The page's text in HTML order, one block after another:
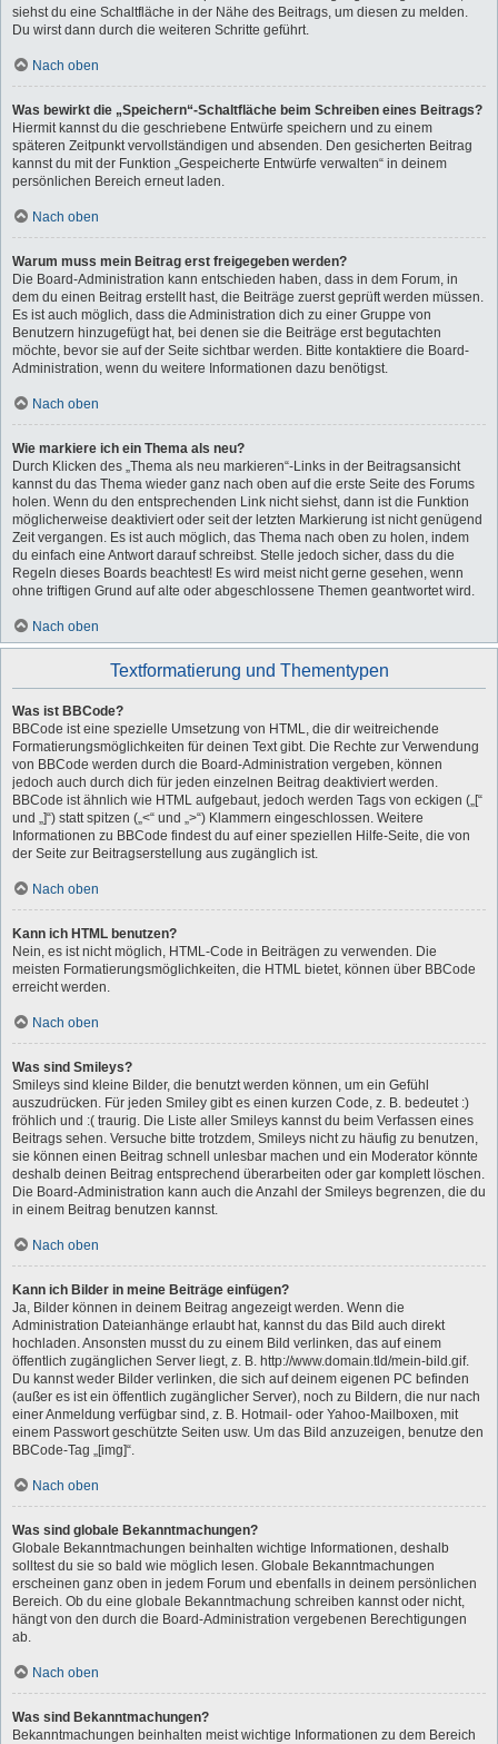
siehst du eine Schaltfläche in der Nähe des Beitrags, um diesen zu melden.
Du wirst dann durch die weiteren Schritte geführt.
Nach oben
Was bewirkt die „Speichern“-Schaltfläche beim Schreiben eines Beitrags?
Hiermit kannst du die geschriebene Entwürfe speichern und zu einem
späteren Zeitpunkt vervollständigen und absenden. Den gesicherten Beitrag
kannst du mit der Funktion „Gespeicherte Entwürfe verwalten“ in deinem
persönlichen Bereich erneut laden.
Nach oben
Warum muss mein Beitrag erst freigegeben werden?
Die Board-Administration kann entschieden haben, dass in dem Forum, in
dem du einen Beitrag erstellt hast, die Beiträge zuerst geprüft werden müssen.
Es ist auch möglich, dass die Administration dich zu einer Gruppe von
Benutzern hinzugefügt hat, bei denen sie die Beiträge erst begutachten
möchte, bevor sie auf der Seite sichtbar werden. Bitte kontaktiere die Board-
Administration, wenn du weitere Informationen dazu benötigst.
Nach oben
Wie markiere ich ein Thema als neu?
Durch Klicken des „Thema als neu markieren“-Links in der Beitragsansicht
kannst du das Thema wieder ganz nach oben auf die erste Seite des Forums
holen. Wenn du den entsprechenden Link nicht siehst, dann ist die Funktion
möglicherweise deaktiviert oder seit der letzten Markierung ist nicht genügend
Zeit vergangen. Es ist auch möglich, das Thema nach oben zu holen, indem
du einfach eine Antwort darauf schreibst. Stelle jedoch sicher, dass du die
Regeln dieses Boards beachtest! Es wird meist nicht gerne gesehen, wenn
ohne triftigen Grund auf alte oder abgeschlossene Themen geantwortet wird.
Nach oben
Textformatierung und Thementypen
Was ist BBCode?
BBCode ist eine spezielle Umsetzung von HTML, die dir weitreichende
Formatierungsmöglichkeiten für deinen Text gibt. Die Rechte zur Verwendung
von BBCode werden durch die Board-Administration vergeben, können
jedoch auch durch dich für jeden einzelnen Beitrag deaktiviert werden.
BBCode ist ähnlich wie HTML aufgebaut, jedoch werden Tags von eckigen („[“
und „]“) statt spitzen („<“ und „>“) Klammern eingeschlossen. Weitere
Informationen zu BBCode findest du auf einer speziellen Hilfe-Seite, die von
der Seite zur Beitragserstellung aus zugänglich ist.
Nach oben
Kann ich HTML benutzen?
Nein, es ist nicht möglich, HTML-Code in Beiträgen zu verwenden. Die
meisten Formatierungsmöglichkeiten, die HTML bietet, können über BBCode
erreicht werden.
Nach oben
Was sind Smileys?
Smileys sind kleine Bilder, die benutzt werden können, um ein Gefühl
auszudrücken. Für jeden Smiley gibt es einen kurzen Code, z. B. bedeutet :)
fröhlich und :( traurig. Die Liste aller Smileys kannst du beim Verfassen eines
Beitrags sehen. Versuche bitte trotzdem, Smileys nicht zu häufig zu benutzen,
sie können einen Beitrag schnell unlesbar machen und ein Moderator könnte
deshalb deinen Beitrag entsprechend überarbeiten oder gar komplett löschen.
Die Board-Administration kann auch die Anzahl der Smileys begrenzen, die du
in einem Beitrag benutzen kannst.
Nach oben
Kann ich Bilder in meine Beiträge einfügen?
Ja, Bilder können in deinem Beitrag angezeigt werden. Wenn die
Administration Dateianhänge erlaubt hat, kannst du das Bild auch direkt
hochladen. Ansonsten musst du zu einem Bild verlinken, das auf einem
öffentlich zugänglichen Server liegt, z. B. http://www.domain.tld/mein-bild.gif.
Du kannst weder Bilder verlinken, die sich auf deinem eigenen PC befinden
(außer es ist ein öffentlich zugänglicher Server), noch zu Bildern, die nur nach
einer Anmeldung verfügbar sind, z. B. Hotmail- oder Yahoo-Mailboxen, mit
einem Passwort geschützte Seiten usw. Um das Bild anzuzeigen, benutze den
BBCode-Tag „[img]“.
Nach oben
Was sind globale Bekanntmachungen?
Globale Bekanntmachungen beinhalten wichtige Informationen, deshalb
solltest du sie so bald wie möglich lesen. Globale Bekanntmachungen
erscheinen ganz oben in jedem Forum und ebenfalls in deinem persönlichen
Bereich. Ob du eine globale Bekanntmachung schreiben kannst oder nicht,
hängt von den durch die Board-Administration vergebenen Berechtigungen
ab.
Nach oben
Was sind Bekanntmachungen?
Bekanntmachungen beinhalten meist wichtige Informationen zu dem Bereich